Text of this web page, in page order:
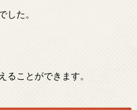
した。
ることができます。